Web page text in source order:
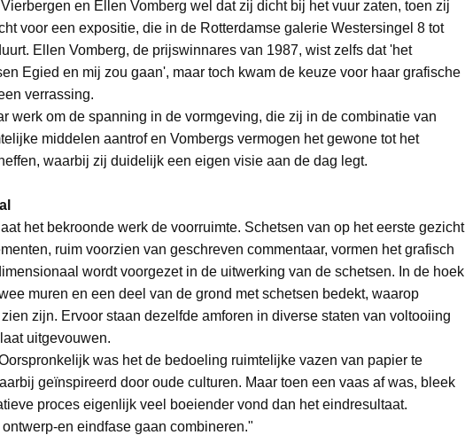
en Ellen Vomberg wel dat zij dicht bij het vuur zaten, toen zij
voor een expositie, die in de Rotterdamse galerie Westersingel 8 tot
Ellen Vomberg, de prijswinnares van 1987, wist zelfs dat 'het
Egied en mij zou gaan', maar toch kwam de keuze voor haar grafische
verrassing.
werk om de spanning in de vormgeving, die zij in de combinatie van
middelen aantrof en Vombergs vermogen het gewone tot het
waarbij zij duidelijk een eigen visie aan de dag legt.
het bekroonde werk de voorruimte. Schetsen van op het eerste gezicht
ruim voorzien van geschreven commentaar, vormen het grafisch
wordt voorgezet in de uitwerking van de schetsen. In de hoek
muren en een deel van de grond met schetsen bedekt, waarop
zijn. Ervoor staan dezelfde amforen in diverse staten van voltooiing
uitgevouwen.
was het de bedoeling ruimtelijke vazen van papier te
geïnspireerd door oude culturen. Maar toen een vaas af was, bleek
proces eigenlijk veel boeiender vond dan het eindresultaat.
en eindfase gaan combineren."